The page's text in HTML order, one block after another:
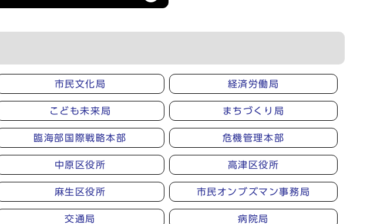
市民文化局 経済労働局
こども未来局 まちづくり局
臨海部国際戦略本部 危機管理本部
中原区役所 高津区役所
麻生区役所 市民オンブズマン事務局
交通局 病院局